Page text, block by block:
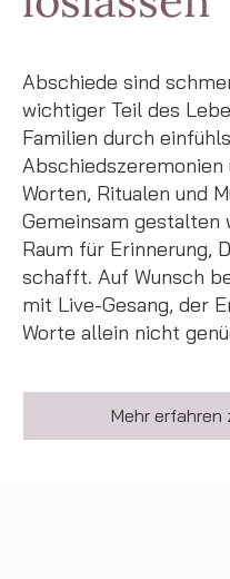
Abschiede sind
wichtiger Teil des
Familien durch
Worten, Ritualen und
Gemeinsam gestalten
Raum für Erinnerung,
schafft. Auf Wunsch
mit Live-Gesang, der
Worte allein nicht
Mehr erfahren